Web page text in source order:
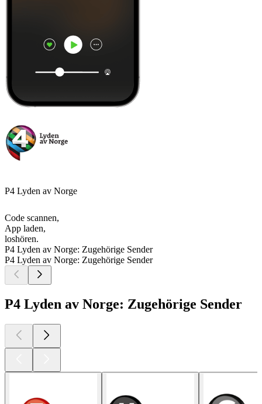
P4 Lyden av Norge
Code scannen,
App laden,
loshören.
P4 Lyden av Norge: Zugehörige Sender
P4 Lyden av Norge: Zugehörige Sender
P4 Lyden av Norge: Zugehörige Sender